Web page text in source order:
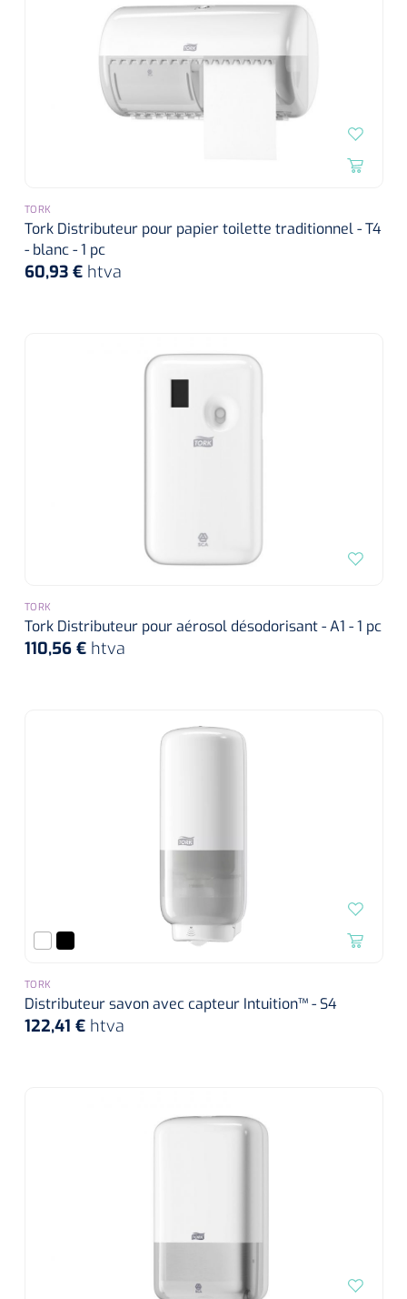
TORK
Tork Distributeur pour papier toilette traditionnel - T4
- blanc - 1 pc
60,93 € htva
TORK
Tork Distributeur pour aérosol désodorisant - A1 - 1 pc
110,56 € htva
TORK
Distributeur savon avec capteur Intuition™ - S4
122,41 € htva